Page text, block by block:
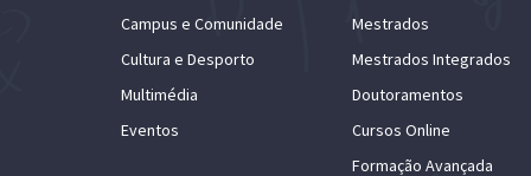
Campus e Comunidade
Cultura e Desporto
Multimédia
Eventos
Mestrados
Mestrados Integrados
Doutoramentos
Cursos Online
Formação Avançada